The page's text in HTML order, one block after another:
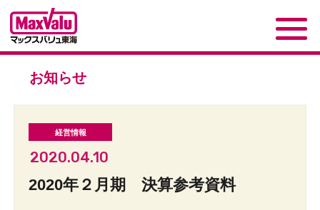
お知らせ
2020.04.10
2020年２月期 決算参考資料